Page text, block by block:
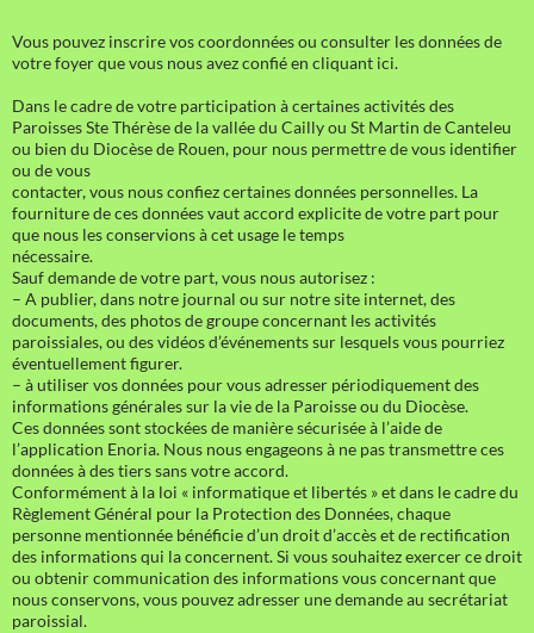
Vous pouvez inscrire vos coordonnées ou consulter les données de
votre foyer que vous nous avez confié en cliquant ici.
Dans le cadre de votre participation à certaines activités des
Paroisses Ste Thérèse de la vallée du Cailly ou St Martin de Canteleu
ou bien du Diocèse de Rouen, pour nous permettre de vous identifier
ou de vous
contacter, vous nous confiez certaines données personnelles. La
fourniture de ces données vaut accord explicite de votre part pour
que nous les conservions à cet usage le temps
nécessaire.
Sauf demande de votre part, vous nous autorisez :
– A publier, dans notre journal ou sur notre site internet, des
documents, des photos de groupe concernant les activités
paroissiales, ou des vidéos d’événements sur lesquels vous pourriez
éventuellement figurer.
– à utiliser vos données pour vous adresser périodiquement des
informations générales sur la vie de la Paroisse ou du Diocèse.
Ces données sont stockées de manière sécurisée à l’aide de
l’application Enoria. Nous nous engageons à ne pas transmettre ces
données à des tiers sans votre accord.
Conformément à la loi « informatique et libertés » et dans le cadre du
Règlement Général pour la Protection des Données, chaque
personne mentionnée bénéficie d’un droit d’accès et de rectification
des informations qui la concernent. Si vous souhaitez exercer ce droit
ou obtenir communication des informations vous concernant que
nous conservons, vous pouvez adresser une demande au secrétariat
paroissial.